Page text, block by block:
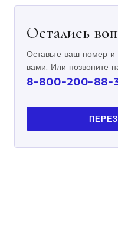
Остались
Оставьте ваш номер
вами. Или позвоните
8-800-200-88-